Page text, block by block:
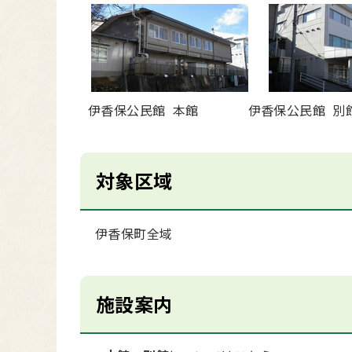
伊香保公民館 本館 伊香保公民館 別
対象区域
伊香保町全域
施設案内